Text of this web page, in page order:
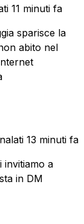
11 minuti fa
sparisce la
abito nel
13 minuti fa
invitiamo a
in DM